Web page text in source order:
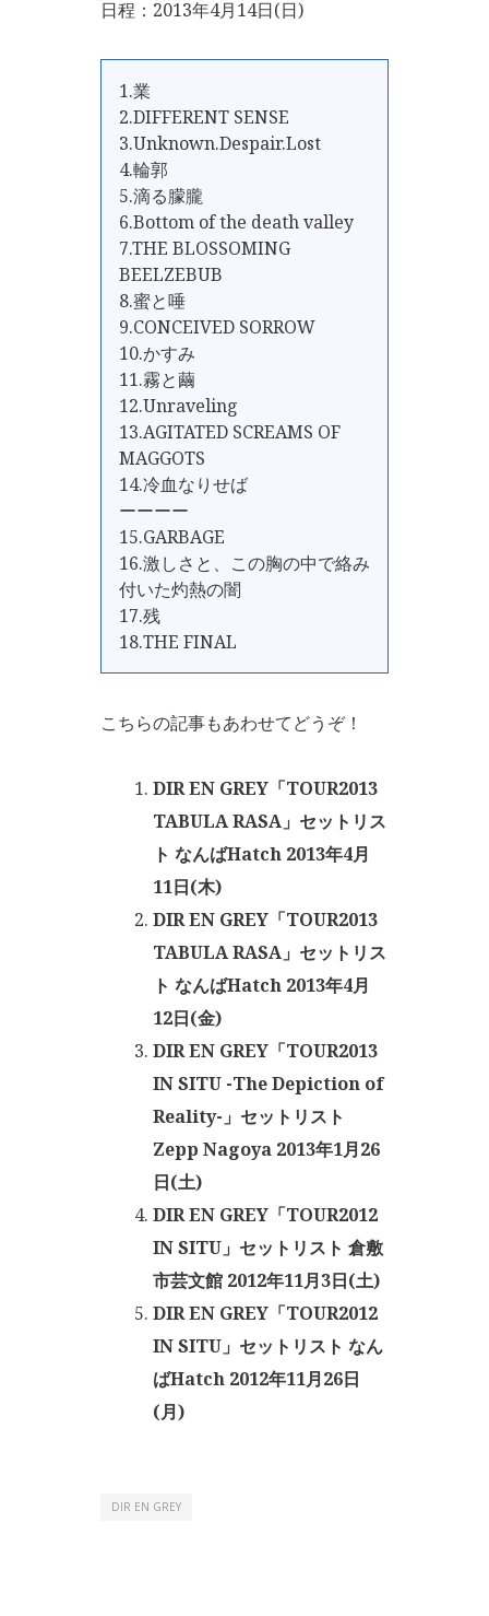
日程：2013年4月14日(日)
1.業
2.DIFFERENT SENSE
3.Unknown.Despair.Lost
4.輪郭
5.滴る朦朧
6.Bottom of the death valley
7.THE BLOSSOMING
BEELZEBUB
8.蜜と唾
9.CONCEIVED SORROW
10.かすみ
11.霧と繭
12.Unraveling
13.AGITATED SCREAMS OF
MAGGOTS
14.冷血なりせば
ーーーー
15.GARBAGE
16.激しさと、この胸の中で絡み
付いた灼熱の闇
17.残
18.THE FINAL
こちらの記事もあわせてどうぞ！
DIR EN GREY「TOUR2013
TABULA RASA」セットリス
ト なんばHatch 2013年4月
11日(木)
DIR EN GREY「TOUR2013
TABULA RASA」セットリス
ト なんばHatch 2013年4月
12日(金)
DIR EN GREY「TOUR2013
IN SITU -The Depiction of
Reality-」セットリスト
Zepp Nagoya 2013年1月26
日(土)
DIR EN GREY「TOUR2012
IN SITU」セットリスト 倉敷
市芸文館 2012年11月3日(土)
DIR EN GREY「TOUR2012
IN SITU」セットリスト なん
ばHatch 2012年11月26日
(月)
DIR EN GREY